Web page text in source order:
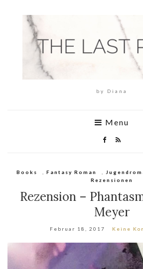
by Diana
Menu
Books Fantasy Roman
Rezensionen
Rezension –
Meyer
Februar 18, 2017 Keine